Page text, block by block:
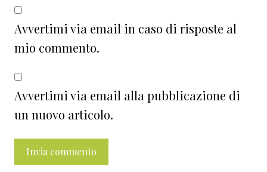
Avvertimi via email in caso di risposte al
mio commento.
Avvertimi via email alla pubblicazione di
un nuovo articolo.